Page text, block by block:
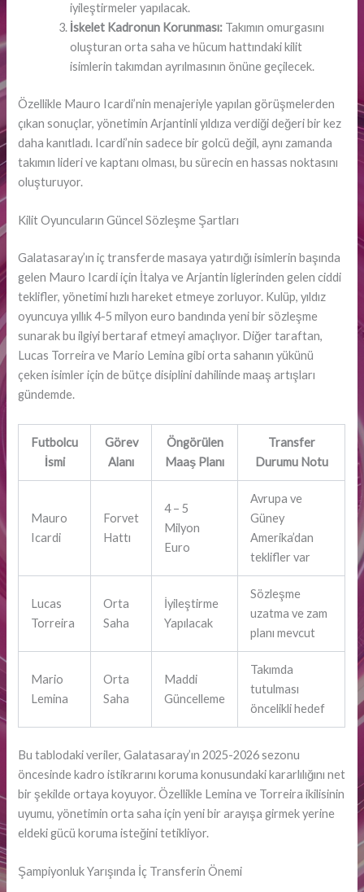
iyileştirmeler yapılacak.
İskelet Kadronun Korunması: Takımın omurgasını
oluşturan orta saha ve hücum hattındaki kilit
isimlerin takımdan ayrılmasının önüne geçilecek.
Özellikle Mauro Icardi’nin menajeriyle yapılan görüşmelerden
çıkan sonuçlar, yönetimin Arjantinli yıldıza verdiği değeri bir kez
daha kanıtladı. Icardi’nin sadece bir golcü değil, aynı zamanda
takımın lideri ve kaptanı olması, bu sürecin en hassas noktasını
oluşturuyor.
Kilit Oyuncuların Güncel Sözleşme Şartları
Galatasaray’ın iç transferde masaya yatırdığı isimlerin başında
gelen Mauro Icardi için İtalya ve Arjantin liglerinden gelen ciddi
teklifler, yönetimi hızlı hareket etmeye zorluyor. Kulüp, yıldız
oyuncuya yıllık 4-5 milyon euro bandında yeni bir sözleşme
sunarak bu ilgiyi bertaraf etmeyi amaçlıyor. Diğer taraftan,
Lucas Torreira ve Mario Lemina gibi orta sahanın yükünü
çeken isimler için de bütçe disiplini dahilinde maaş artışları
gündemde.
Futbolcu
İsmi
Görev
Alanı
Öngörülen
Maaş Planı
Transfer
Durumu Notu
Mauro
Icardi
Forvet
Hattı
4 – 5
Milyon
Euro
Avrupa ve
Güney
Amerika’dan
teklifler var
Lucas
Torreira
Orta
Saha
İyileştirme
Yapılacak
Sözleşme
uzatma ve zam
planı mevcut
Mario
Lemina
Orta
Saha
Maddi
Güncelleme
Takımda
tutulması
öncelikli hedef
Bu tablodaki veriler, Galatasaray’ın 2025-2026 sezonu
öncesinde kadro istikrarını koruma konusundaki kararlılığını net
bir şekilde ortaya koyuyor. Özellikle Lemina ve Torreira ikilisinin
uyumu, yönetimin orta saha için yeni bir arayışa girmek yerine
eldeki gücü koruma isteğini tetikliyor.
Şampiyonluk Yarışında İç Transferin Önemi